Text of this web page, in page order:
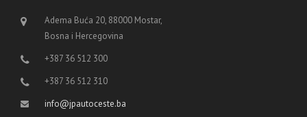
Adema Buća 20, 88000 Mostar,
Bosna i Hercegovina
+387 36 512 300
+387 36 512 310
info@jpautoceste.ba